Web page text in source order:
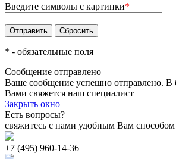
Введите символы с картинки*
* - обязательные поля
Сообщение отправлено
Ваше сообщение успешно отправлено. В
Вами свяжется наш специалист
Закрыть окно
Есть вопросы?
свяжитесь с нами удобным Вам способом
+7 (495) 960-14-36